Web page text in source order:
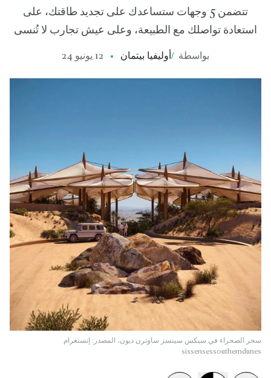
تتضمن 5 وجهات ستساعدك على تجديد طاقتك، على
استعادة تواصلك مع الطبيعة، وعلى عيش تجارب لا تُنسى
بواسطة / أوليفيا بيتمان 12 يونيو 24
سحر الصحراء في سيكس سينسز ساوثرن ديون، المصدر: إنستغرام
sixsensessoutherndunes